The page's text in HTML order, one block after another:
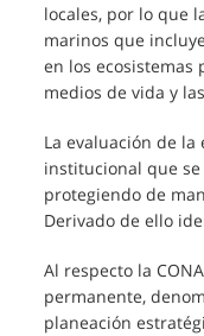
locales, por lo que
marinos que
en los ecosistemas
medios de vida y
La evaluación de
institucional que
protegiendo de
Derivado de ello
Al respecto la
permanente,
planeación